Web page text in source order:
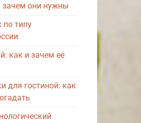
зачем они нужны
по типу
как и зачем её
для гостиной: как